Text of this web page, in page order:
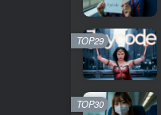
TOP29
TOP30